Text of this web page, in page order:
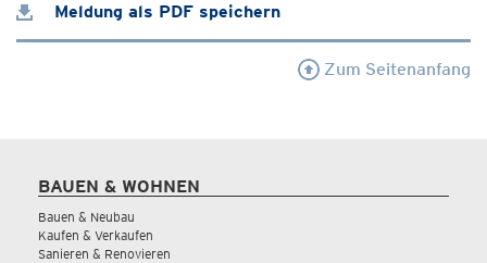
Meldung als PDF speichern
Zum Seitenanfang
BAUEN & WOHNEN
Bauen & Neubau
Kaufen & Verkaufen
Sanieren & Renovieren